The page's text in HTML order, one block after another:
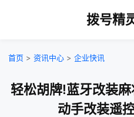
拨号精
首页 > 资讯中心 > 企业快讯
轻松胡牌!蓝牙改装
动手改装遥